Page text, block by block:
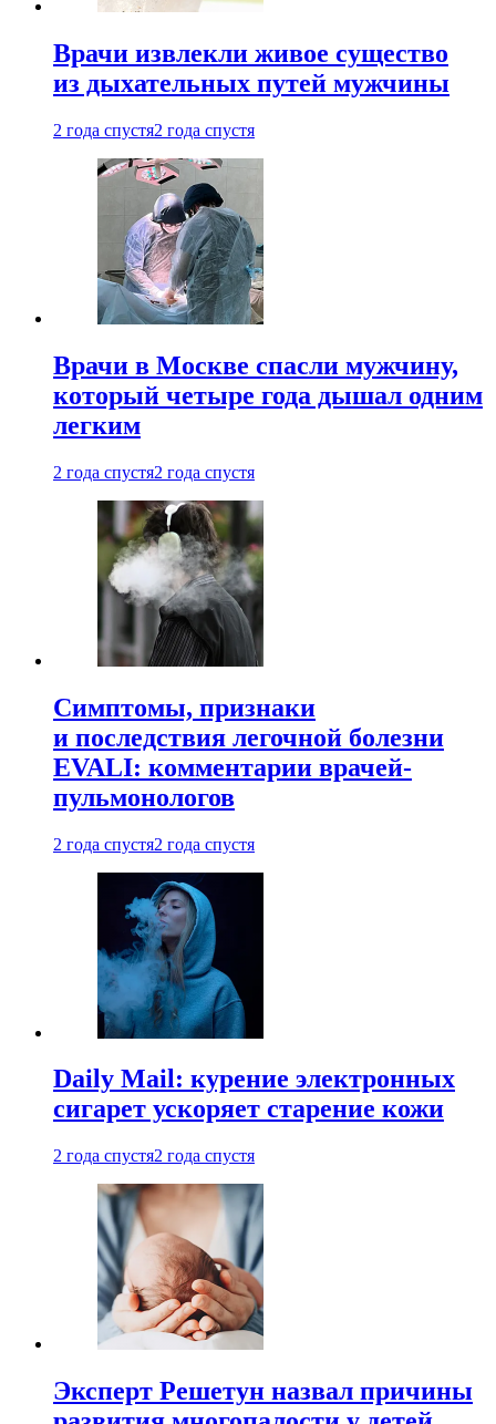
Врачи извлекли живое существо
из дыхательных путей мужчины
2 года спустя2 года спустя
Врачи в Москве спасли мужчину,
который четыре года дышал одним
легким
2 года спустя2 года спустя
Симптомы, признаки
и последствия легочной болезни
EVALI: комментарии врачей-
пульмонологов
2 года спустя2 года спустя
Daily Mail: курение электронных
сигарет ускоряет старение кожи
2 года спустя2 года спустя
Эксперт Решетун назвал причины